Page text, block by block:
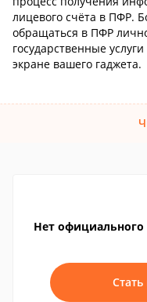
лицевого счёта в ПФР.
обращаться в ПФР
государственные
экране вашего гаджета.
Нет официального